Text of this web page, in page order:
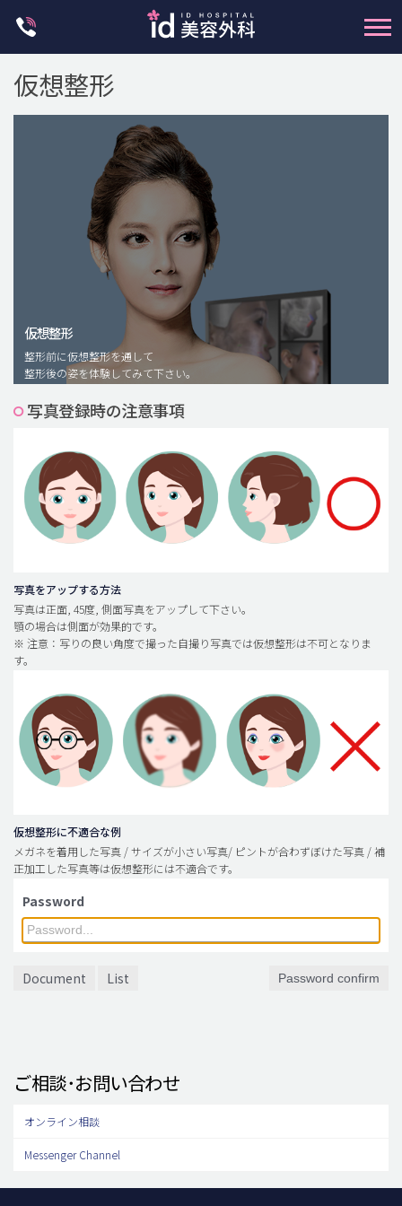
脂肪注入(アンチエイジング)
豊胸手術・バストアップ
プチ整形
メンズ整形
idリアルストーリー
idニュース
安全整形
料金一覧
ご相談のお問い合わせ
仮想整形
仮想整形
整形前に仮想整形を通して
整形後の姿を体験してみて下さい。
写真登録時の注意事項
写真をアップする方法
写真は正面, 45度, 側面写真をアップして下さい。
顎の場合は側面が効果的です。
※ 注意：写りの良い角度で撮った自撮り写真では仮想整形は不可となりま
す。
仮想整形に不適合な例
メガネを着用した写真 / サイズが小さい写真/ ピントが合わずぼけた写真 / 補
正加工した写真等は仮想整形には不適合です。
Password
Document List Password confirm
ご相談･お問い合わせ
オンライン相談
Messenger Channel